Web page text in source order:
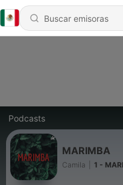
Podcasts
MARIMBA
Camila 1 -